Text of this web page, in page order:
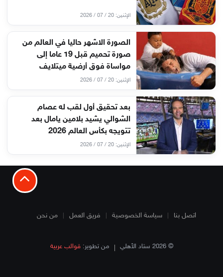
الإثنين: 20 / 07 / 2026
الصورة الاشهر حاليا في العالم من
صورة تحميم قبل 19 عاما إلى
مواساة فوق أرضية ميتلايف
الإثنين: 20 / 07 / 2026
بعد تحقيق أول لقب له عصام
الشوالي يشيد بلامين يامال بعد
تتويجه بكأس العالم 2026
الإثنين: 20 / 07 / 2026
اتصل بنا سياسة الخصوصية فريق العمل من نحن
© 2026 ستاد الأهلي من تطوير:قوالب عربية